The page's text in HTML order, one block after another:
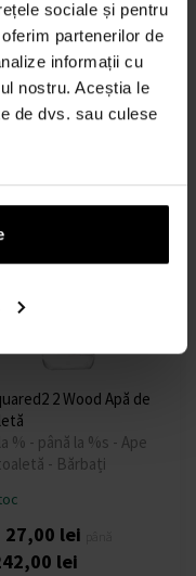
sociale și pentru
partenerilor de
informații cu
nostru. Aceștia le
de dvs. sau culese
Wood Pour
Apa de toaletă -
- Ape de toaletă -
- Femei
2 Wood Apă de
% - până la %s - Ape
- Bărbați
27,00 lei
lei